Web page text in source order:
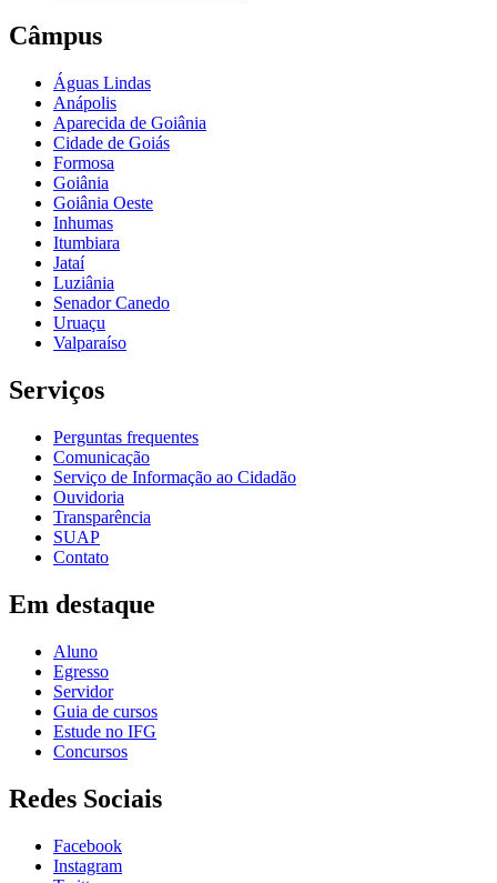
Câmpus
Águas Lindas
Anápolis
Aparecida de Goiânia
Cidade de Goiás
Formosa
Goiânia
Goiânia Oeste
Inhumas
Itumbiara
Jataí
Luziânia
Senador Canedo
Uruaçu
Valparaíso
Serviços
Perguntas frequentes
Comunicação
Serviço de Informação ao Cidadão
Ouvidoria
Transparência
SUAP
Contato
Em destaque
Aluno
Egresso
Servidor
Guia de cursos
Estude no IFG
Concursos
Redes Sociais
Facebook
Instagram